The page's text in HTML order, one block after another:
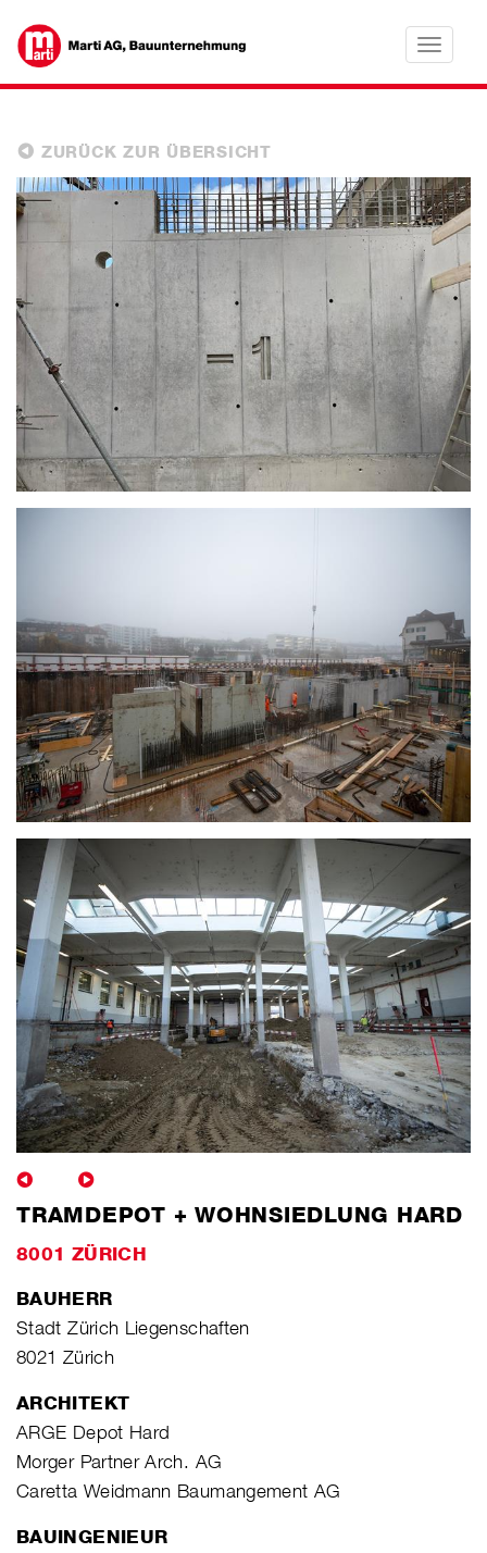
Toggle
ZURÜCK ZUR ÜBERSICHT
TRAMDEPOT + WOHNSIEDLUNG HARD
8001 ZÜRICH
BAUHERR
Stadt Zürich Liegenschaften
8021 Zürich
ARCHITEKT
ARGE Depot Hard
Morger Partner Arch. AG
Caretta Weidmann Baumangement AG
BAUINGENIEUR